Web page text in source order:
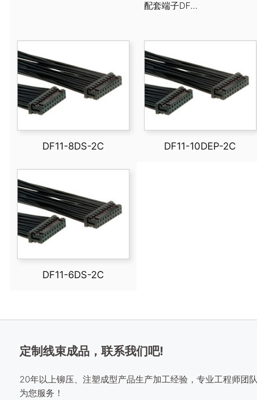
配套端子DF...
DF11-8DS-2C DF11-10DEP-2C
DF11-6DS-2C
定制线束成品，联系我们吧!
20年以上铆压、注塑成型产品生产加工经验，专业工程师团队
为您服务！